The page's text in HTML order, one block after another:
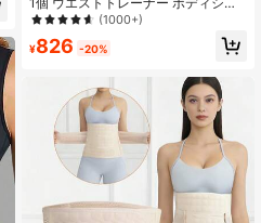
イパー レディース ボトムス シース
女性用 フラットベリー ガーター シ
ース ラップ ウエスト コロンビア ベ
シェイプウェア
(1000+)
¥826 -20%